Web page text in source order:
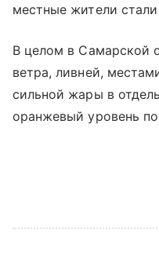
местные жители
В целом в Самарской
ветра, ливней,
сильной жары в
оранжевый уровень